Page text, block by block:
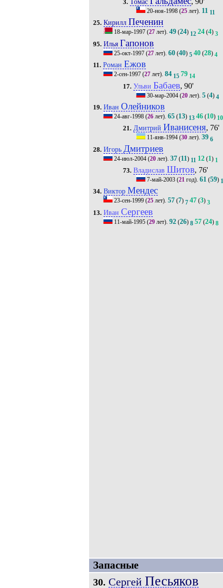
3.
20-ноя-1998 (25 лет). 11 11
25. Кирилл Печенин
18-мар-1997(27лет). 49(24) 12 24(4) 3
95. Илья Гапонов
25-окт-1997(27лет). 60(40) 5 40(28) 4
11. Роман Ежов
2-сен-1997(27лет). 84 15 79 14
17. Ульви Бабаев, 90'
30-мар-2004 (20 лет).5 (4) 4
19. Иван Олейников
24-авг-1998(26лет). 65(13) 13 46(10) 10
21. Дмитрий Иванисеня, 76'
11-янв-1994 (30 лет).39 6
28. Игорь Дмитриев
24-июл-2004(20лет). 37(11) 11 12(1) 1
73. Владислав Шитов, 76'
7-май-2003 (21 год).61 (59)
34. Виктор Мендес
23-сен-1999(25лет). 57(7) 7 47(3) 3
13. Иван Сергеев
11-май-1995(29лет). 92(26) 8 57(24) 8
Запасные
30. Сергей Песьяков